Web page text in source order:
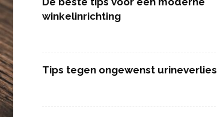
winkelinrichting
Tips tegen ongewenst urineverlies